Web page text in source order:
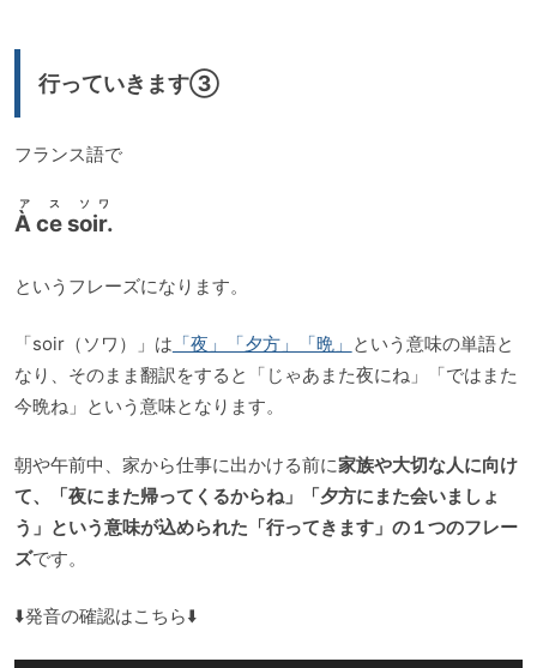
行っていきます③
フランス語で
À ce soir.
ア ス ソワ
というフレーズになります。
「soir（ソワ）」は 「夜」「夕方」「晩」 という意味の単語と
なり、そのまま翻訳をすると「じゃあまた夜にね」「ではまた
今晩ね」という意味となります。
朝や午前中、家から仕事に出かける前に家族や大切な人に向け
て、「夜にまた帰ってくるからね」「夕方にまた会いましょ
う」という意味が込められた「行ってきます」の１つのフレー
ズです。
⬇️発音の確認はこちら⬇️